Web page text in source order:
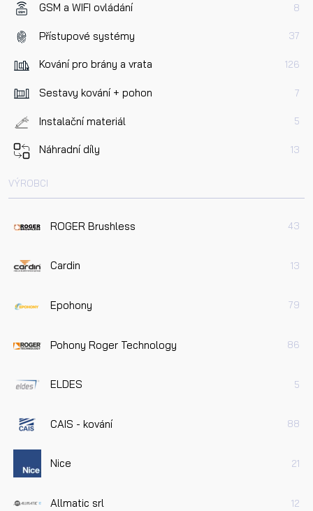
GSM a WIFI ovládání 8
Přístupové systémy 37
Kování pro brány a vrata 126
Sestavy kování + pohon 7
Instalační materiál 5
Náhradní díly 13
VÝROBCI
ROGER Brushless 43
Cardin 13
Epohony 79
Pohony Roger Technology 86
ELDES 5
CAIS - kování 88
Nice 21
Allmatic srl 12